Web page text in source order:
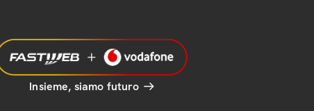
Insieme, siamo futuro